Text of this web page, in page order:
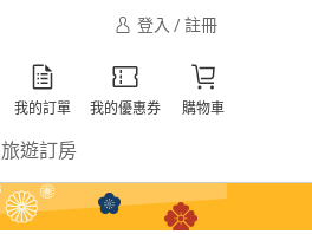
登入 / 註冊
我的訂單 我的優惠券 購物車
旅遊訂房